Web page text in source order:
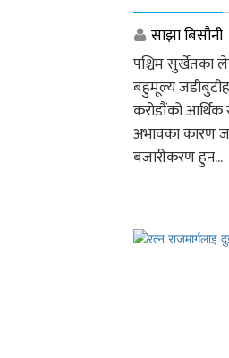
साझा बिसौनी
पश्चिम सुर्खेतका
बहुमूल्य
करोडौंको
अभावका कारण
बजारीकरण हुन...